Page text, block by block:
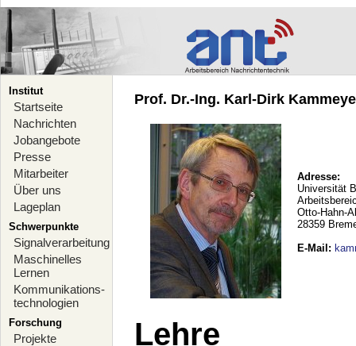
Institut
Startseite
Nachrichten
Jobangebote
Presse
Mitarbeiter
Über uns
Lageplan
Schwerpunkte
Signalverarbeitung
Maschinelles
Lernen
Kommunikations-
technologien
Forschung
Projekte
Prof. Dr.-Ing. Karl-Dirk
Adresse:
Universität
Otto-Hahn-
28359
E-Mail :
Lehre